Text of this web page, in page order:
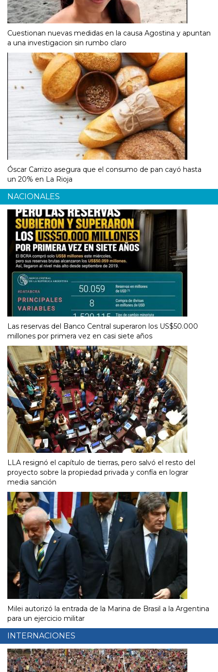
Cuestionan nuevas medidas en la causa Agostina y apuntan
a una investigacion sin rumbo claro
Óscar Carrizo asegura que el consumo de pan cayó hasta
un 20% en La Rioja
NACIONALES
Las reservas del Banco Central superaron los US$50.000
millones por primera vez en casi siete años
LLA resignó el capítulo de tierras, pero salvó el resto del
proyecto sobre la propiedad privada y confía en lograr
media sanción
Milei autorizó la entrada de la Marina de Brasil a la Argentina
para un ejercicio militar
INTERNACIONES